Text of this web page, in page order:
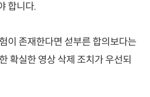
합니다.
이 존재한다면 섣부른 합의보다는
확실한 영상 삭제 조치가 우선되